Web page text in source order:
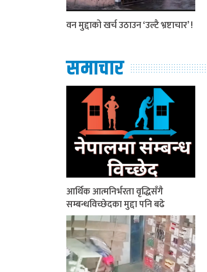
वन मुद्दाको खर्च उठाउन ‘उल्टै भ्रष्टाचार’ !
समाचार
आर्थिक आत्मनिर्भरता वृद्धिसँगै
सम्बन्धविच्छेदका मुद्दा पनि बढे